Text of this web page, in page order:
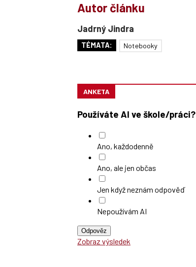
Autor článku
Jadrný Jindra
TÉMATA: Notebooky
ANKETA
Používáte AI ve škole/práci?
Ano, každodenně
Ano, ale jen občas
Jen když neznám odpověď
Nepoužívám AI
Odpověz
Zobraz výsledek